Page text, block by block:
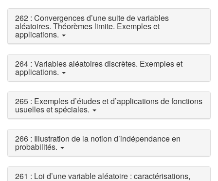
262 : Convergences d’une suite de variables
aléatoires. Théorèmes limite. Exemples et
applications.
264 : Variables aléatoires discrètes. Exemples et
applications.
265 : Exemples d’études et d’applications de fonctions
usuelles et spéciales.
266 : Illustration de la notion d’indépendance en
probabilités.
261 : Loi d’une variable aléatoire : caractérisations,